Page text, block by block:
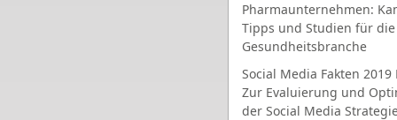
Pharmaunternehmen:
Tipps und Studien für die
Gesundheitsbranche
Social Media Fakten 2019
Zur Evaluierung und
der Social Media